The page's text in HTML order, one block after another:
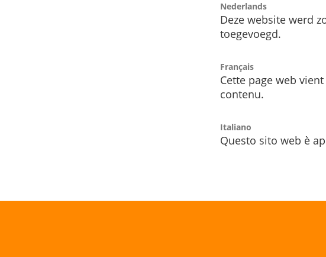
Nederlands
Deze website werd
toegevoegd.
Français
Cette page web
contenu.
Italiano
Questo sito web è